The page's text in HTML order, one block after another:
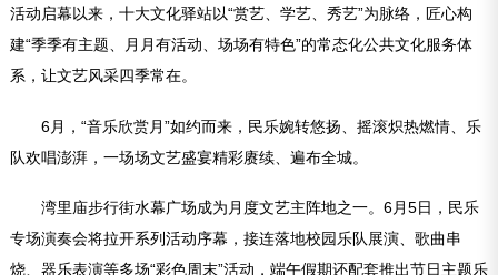
活动启幕以来，十大文化驿站以“赏艺、学艺、秀艺”为脉络，匠心构
建“季季有主题、月月有活动、场场有特色”的常态化公共文化服务体
系，让文艺风采四季常在。
6月，“音乐欣赏月”如约而来，民乐婉转悠扬、摇滚炽热燃情、乐
队欢唱澎湃，一场场文艺盛宴精彩赓续、遍布全城。
湾里庙步行街水幕广场成为月度文艺主阵地之一。6月5日，民乐
专场演奏会将拉开系列活动序幕，接连落地校园乐队展演、歌曲串
烧、器乐表演等多场“彩色周末”活动，端午假期还配套推出节日主题乐